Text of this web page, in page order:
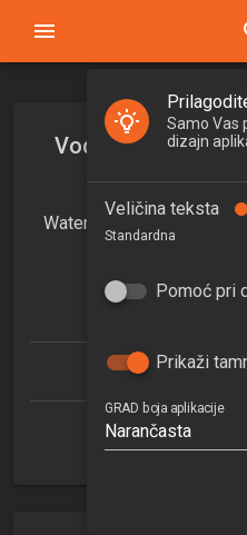
Vodoopskrbni
Water supply systems
6
Zavod za
dizajn
Veličina teksta
Standardna
Pomoć pri
Prikaži
GRAD boja aplikacije
Narančasta